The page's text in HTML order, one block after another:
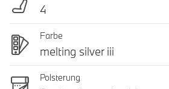
4
Farbe
melting silver iii
Polsterung